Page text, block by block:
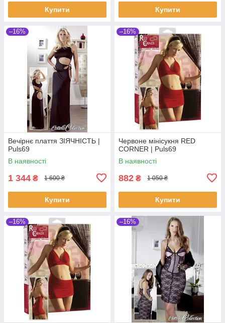
Купити Купити
–16%
Вечірнє плаття ЗІЯЧНІСТЬ |
Puls69
В наявності
1 344 ₴ 1 600 ₴
Купити
–16%
Червоне мінісукня RED
CORNER | Puls69
В наявності
882 ₴ 1 050 ₴
Купити
–16% –16%